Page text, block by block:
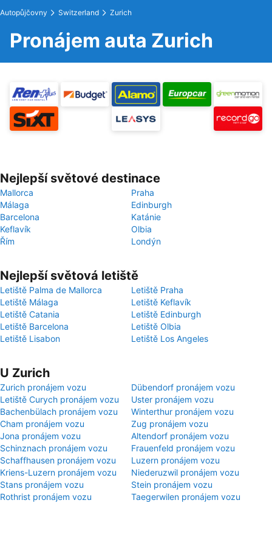
Autopůjčovny Switzerland Zurich
Pronájem auta Zurich
Nejlepší světové destinace
Mallorca
Praha
Málaga
Edinburgh
Barcelona
Katánie
Keflavík
Olbia
Řím
Londýn
Nejlepší světová letiště
Letiště Palma de Mallorca
Letiště Praha
Letiště Málaga
Letiště Keflavík
Letiště Catania
Letiště Edinburgh
Letiště Barcelona
Letiště Olbia
Letiště Lisabon
Letiště Los Angeles
U Zurich
Zurich pronájem vozu
Dübendorf pronájem vozu
Letiště Curych pronájem vozu
Uster pronájem vozu
Bachenbülach pronájem vozu
Winterthur pronájem vozu
Cham pronájem vozu
Zug pronájem vozu
Jona pronájem vozu
Altendorf pronájem vozu
Schinznach pronájem vozu
Frauenfeld pronájem vozu
Schaffhausen pronájem vozu
Luzern pronájem vozu
Kriens-Luzern pronájem vozu
Niederuzwil pronájem vozu
Stans pronájem vozu
Stein pronájem vozu
Rothrist pronájem vozu
Taegerwilen pronájem vozu